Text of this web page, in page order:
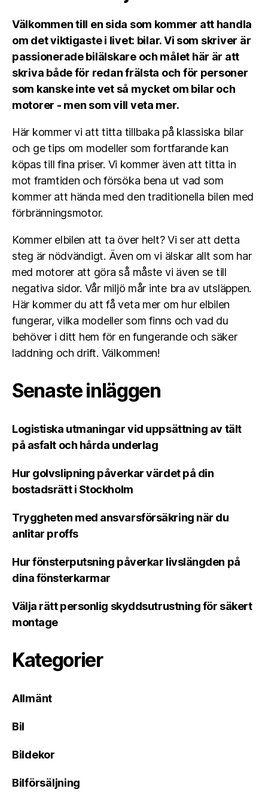
Välkommen till en sida som kommer att handla
om det viktigaste i livet: bilar. Vi som skriver är
passionerade bilälskare och målet här är att
skriva både för redan frälsta och för personer
som kanske inte vet så mycket om bilar och
motorer - men som vill veta mer.
Här kommer vi att titta tillbaka på klassiska bilar
och ge tips om modeller som fortfarande kan
köpas till fina priser. Vi kommer även att titta in
mot framtiden och försöka bena ut vad som
kommer att hända med den traditionella bilen med
förbränningsmotor.
Kommer elbilen att ta över helt? Vi ser att detta
steg är nödvändigt. Även om vi älskar allt som har
med motorer att göra så måste vi även se till
negativa sidor. Vår miljö mår inte bra av utsläppen.
Här kommer du att få veta mer om hur elbilen
fungerar, vilka modeller som finns och vad du
behöver i ditt hem för en fungerande och säker
laddning och drift. Välkommen!
Senaste inläggen
Logistiska utmaningar vid uppsättning av tält
på asfalt och hårda underlag
Hur golvslipning påverkar värdet på din
bostadsrätt i Stockholm
Tryggheten med ansvarsförsäkring när du
anlitar proffs
Hur fönsterputsning påverkar livslängden på
dina fönsterkarmar
Välja rätt personlig skyddsutrustning för säkert
montage
Kategorier
Allmänt
Bil
Bildekor
Bilförsäljning